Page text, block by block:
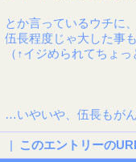
とか言っているウチに
伍長程度じゃ大した事
（↑イジめられてちょっ
…いやいや、伍長もが
| このエントリーの